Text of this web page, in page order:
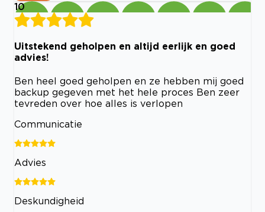
10
Uitstekend geholpen en altijd eerlijk en goed
advies!
Ben heel goed geholpen en ze hebben mij goed
backup gegeven met het hele proces Ben zeer
tevreden over hoe alles is verlopen
Communicatie
Advies
Deskundigheid